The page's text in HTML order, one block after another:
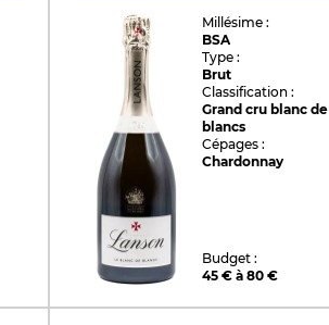
Millésime :
BSA
Type :
Brut
Classification :
Grand cru blanc de
blancs
Cépages :
Chardonnay
Budget :
45 € à 80 €